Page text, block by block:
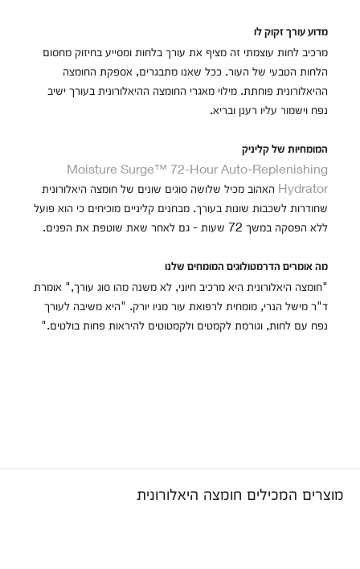
מדוע עורך זקוק לו
מרכיב לחות עוצמתי זה מציף את עורך בלחות ומסייע בחיזוק מחסום
הלחות הטבעי של העור. ככל שאנו מתבגרים, אספקת החומצה
ההיאלורונית פוחתת. מילוי מאגרי החומצה ההיאלורונית בעורך ישיב
נפח וישמור עליו רענן ובריא.
המומחיות של קליניק
Moisture Surge™ 72-Hour Auto-Replenishing
Hydrator האהוב מכיל שלושה סוגים שונים של חומצה היאלורונית
שחודרות לשכבות שונות בעורך. מבחנים קליניים מוכיחים כי הוא פועל
ללא הפסקה במשך 72 שעות - גם לאחר שאת שוטפת את הפנים.
מה אומרים הדרמטולוגים המומחים שלנו
"חומצה היאלורונית היא מרכיב חיוני, לא משנה מהו סוג עורך," אומרת
ד"ר מישל הנרי, מומחית לרפואת עור מניו יורק. "היא משיבה לעורך
נפח עם לחות, וגורמת לקמטים ולקמטוטים להיראות פחות בולטים."
מוצרים המכילים חומצה היאלורונית